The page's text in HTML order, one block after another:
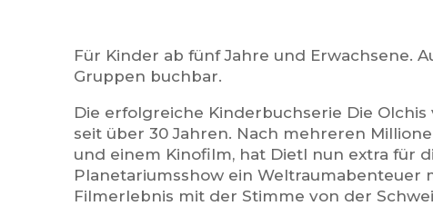
Für Kinder ab fünf Jahre und Erwachsene.
Gruppen buchbar.
Die erfolgreiche Kinderbuchserie Die
seit über 30 Jahren. Nach mehreren
und einem Kinofilm, hat Dietl nun extra für
Planetariumsshow ein Weltraumabenteuer
Filmerlebnis mit der Stimme von der